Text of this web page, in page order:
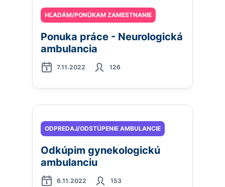
HĽADÁM/PONÚKAM ZAMESTNANIE
Ponuka práce - Neurologická
ambulancia
7.11.2022 126
ODPREDAJ/ODSTÚPENIE AMBULANCIE
Odkúpim gynekologickú
ambulanciu
6.11.2022 153